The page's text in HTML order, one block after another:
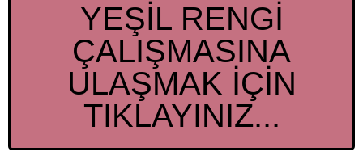
YEŞİL RENGİ
ÇALIŞMASINA
ULAŞMAK İÇİN
TIKLAYINIZ...